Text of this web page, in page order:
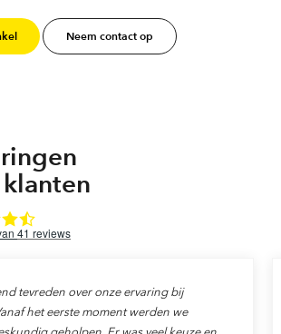
Neem contact op
41 reviews
tevreden over onze ervaring bij
het eerste moment werden we